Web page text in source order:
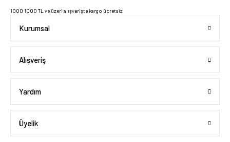
1000 1000 TL ve üzeri alışverişte kargo ücretsiz
Kurumsal
Alışveriş
Yardım
Üyelik